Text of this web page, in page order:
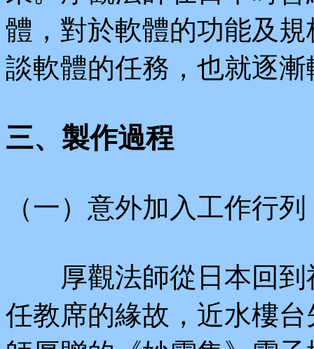
體，對於軟體的功能及
談軟體的任務，也就逐
三、製作過程
（一）意外加入工作行列
厚觀法師從日本回到
任教席的緣故，近水樓